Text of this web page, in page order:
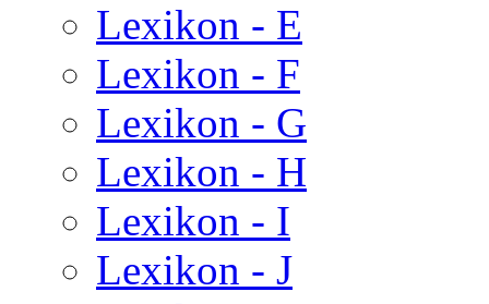
Lexikon - E
Lexikon - F
Lexikon - G
Lexikon - H
Lexikon - I
Lexikon - J